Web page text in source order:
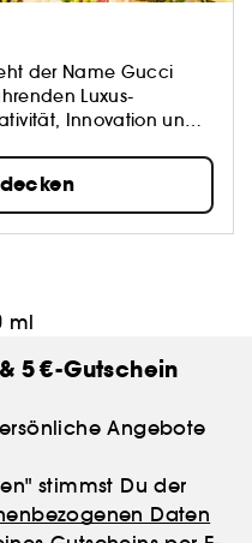
der Name Gucci
Luxus-
Innovation und
Die Marke Gucci
Konzern
Mode und
eine Vielzahl
Marken vertreten
ml
5 €-Gutschein
Angebote
stimmst Du der
Daten